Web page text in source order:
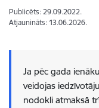
Publicēts: 29.09.2022.
Atjaunināts: 13.06.2026.
Ja pēc gada
veidojas
nodokli atmaksā